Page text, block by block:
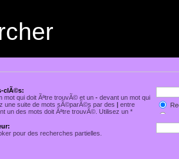
clÃ©s:
mot qui doit Ãªtre trouvÃ© et un- devant un mot qui
une suite de mots sÃ©parÃ©s par des| entre
un des mots doit Ãªtre trouvÃ©. Utilisez un *
pour des recherches partielles.